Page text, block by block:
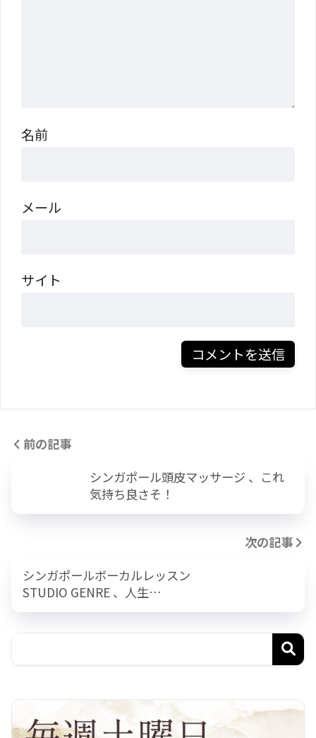
名前
メール
サイト
前の記事
シンガポール頭皮マッサージ 、これ
気持ち良さそ！
次の記事
シンガポールボーカルレッスン
STUDIO GENRE 、人生…